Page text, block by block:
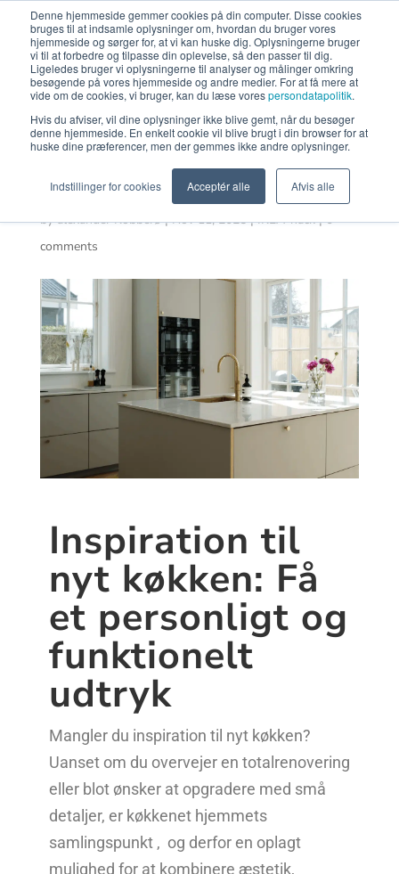
Denne hjemmeside gemmer cookies på din computer. Disse cookies
bruges til at indsamle oplysninger om, hvordan du bruger vores
hjemmeside og sørger for, at vi kan huske dig. Oplysningerne bruger
vi til at forbedre og tilpasse din oplevelse, så den passer til dig.
Ligeledes bruger vi oplysningerne til analyser og målinger omkring
besøgende på vores hjemmeside og andre medier. For at få mere at
vide om de cookies, vi bruger, kan du læse vorespersondatapolitik.
Hvis du afviser, vil dine oplysninger ikke blive gemt, når du besøger
denne hjemmeside. En enkelt cookie vil blive brugt i din browser for at
huske dine præferencer, men der gemmes ikke andre oplysninger.
Indstillinger for cookies Acceptér alle Afvis alle
FÅ PRIS
Inspiration til nyt
køkken
byalexander Kobberø|Nov 11, 2025|IKEA-hack|0
comments
Inspiration til
nyt køkken: Få
et personligt og
funktionelt
udtryk
Mangler du inspiration til nyt køkken?
Uanset om du overvejer en totalrenovering
eller blot ønsker at opgradere med små
detaljer, er køkkenet hjemmets
samlingspunkt , og derfor en oplagt
mulighed for at kombinere æstetik,